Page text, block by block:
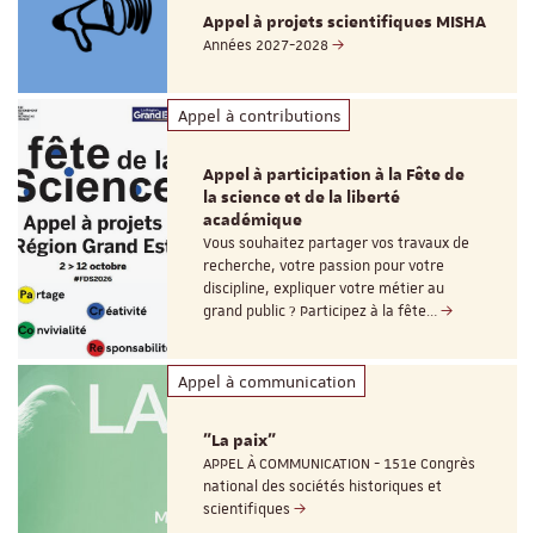
Appel à projets scientifiques MISHA
Années 2027-2028
Appel à contributions
Appel à participation à la Fête de
la science et de la liberté
académique
Vous souhaitez partager vos travaux de
recherche, votre passion pour votre
discipline, expliquer votre métier au
grand public ? Participez à la fête…
Appel à communication
"La paix"
APPEL À COMMUNICATION - 151e Congrès
national des sociétés historiques et
scientifiques